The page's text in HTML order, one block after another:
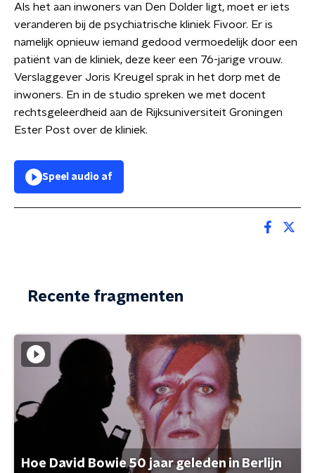
Als het aan inwoners van Den Dolder ligt, moet er iets
veranderen bij de psychiatrische kliniek Fivoor. Er is
namelijk opnieuw iemand gedood vermoedelijk door een
patiënt van de kliniek, deze keer een 76-jarige vrouw.
Verslaggever Joris Kreugel sprak in het dorp met de
inwoners. En in de studio spreken we met docent
rechtsgeleerdheid aan de Rijksuniversiteit Groningen
Ester Post over de kliniek.
Speel audio af
Recente fragmenten
Hoe David Bowie 50 jaar geleden in Berlijn